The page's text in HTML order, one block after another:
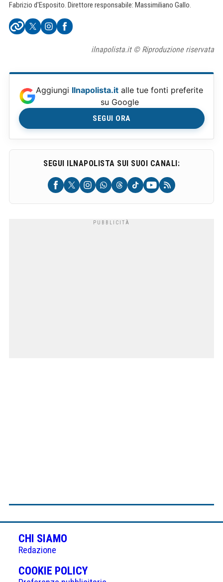
Fabrizio d'Esposito. Direttore responsabile: Massimiliano Gallo.
ilnapolista.it © Riproduzione riservata
Aggiungi Ilnapolista.it alle tue fonti preferite
su Google
SEGUI ORA
SEGUI ILNAPOLISTA SUI SUOI CANALI:
CHI SIAMO
Redazione
COOKIE POLICY(APRE